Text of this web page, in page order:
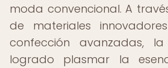
moda convencional. A
de materiales
confección avanzadas,
logrado plasmar la